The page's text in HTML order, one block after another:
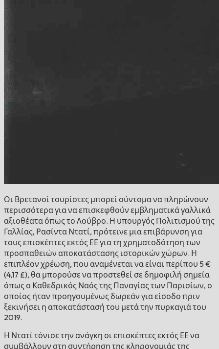
Οι Βρετανοί τουρίστες μπορεί σύντομα να πληρώνουν
περισσότερα για να επισκεφθούν εμβληματικά γαλλικά
αξιοθέατα όπως το Λούβρο. Η υπουργός Πολιτισμού της
Γαλλίας, Ρασίντα Ντατί, πρότεινε μια επιβάρυνση για
τους επισκέπτες εκτός ΕΕ για τη χρηματοδότηση των
προσπαθειών αποκατάστασης ιστορικών χώρων. Η
επιπλέον χρέωση, που αναμένεται να είναι περίπου 5 €
(4,17 £), θα μπορούσε να προστεθεί σε δημοφιλή σημεία
όπως ο Καθεδρικός Ναός της Παναγίας των Παρισίων, ο
οποίος ήταν προηγουμένως δωρεάν για είσοδο πριν
ξεκινήσει η αποκατάστασή του μετά την πυρκαγιά του
2019.
Η Ντατί τόνισε την ανάγκη οι επισκέπτες εκτός ΕΕ να
συμβάλλουν στη συντήρηση της κληρονομιάς της